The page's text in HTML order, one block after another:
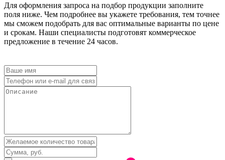
Для оформления запроса на подбор продукции заполните
поля ниже. Чем подробнее вы укажете требования, тем точнее
мы сможем подобрать для вас оптимальные варианты по цене
и срокам. Наши специалисты подготовят коммерческое
предложение в течение 24 часов.